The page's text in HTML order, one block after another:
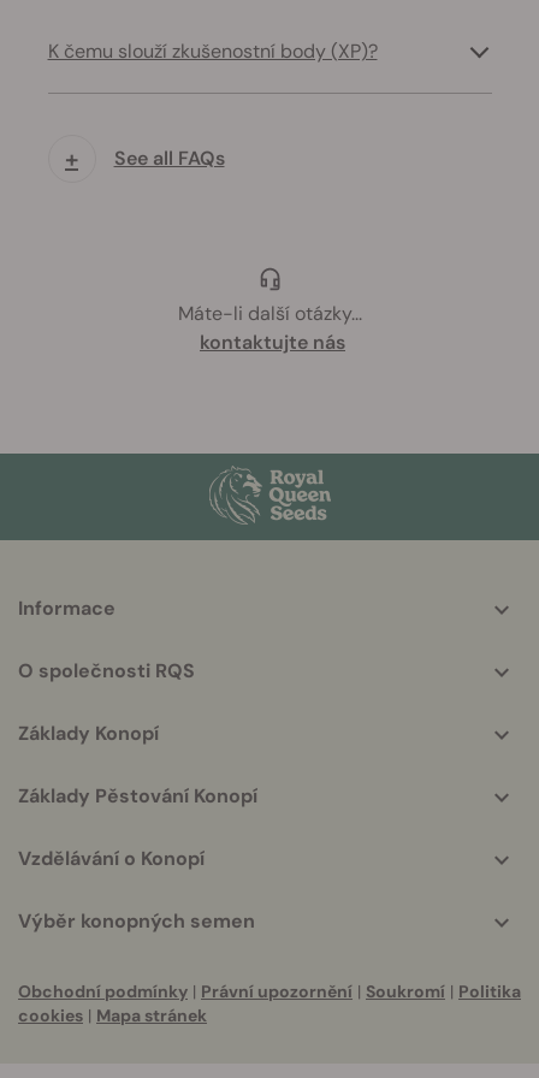
K čemu slouží zkušenostní body (XP)?
+ See all FAQs
Máte-li další otázky...
kontaktujte nás
helpful
Informace
O společnosti RQS
Základy Konopí
Základy Pěstování Konopí
Vzdělávání o Konopí
Výběr konopných semen
Obchodní podmínky | Právní upozornění | Soukromí | Politika
cookies | Mapa stránek